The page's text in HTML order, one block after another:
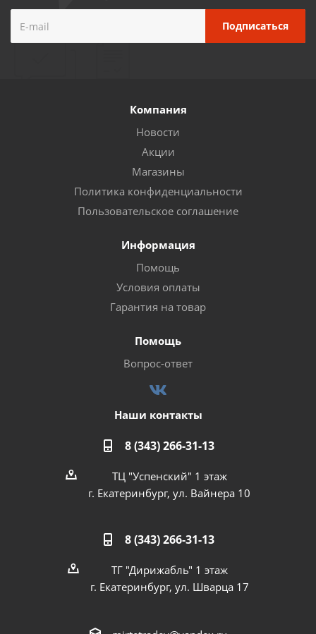
Компания
Новости
Акции
Магазины
Политика конфиденциальности
Пользовательское соглашение
Информация
Помощь
Условия оплаты
Гарантия на товар
Помощь
Вопрос-ответ
Наши контакты
8 (343) 266-31-13
ТЦ "Успенский" 1 этаж
г. Екатеринбург, ул. Вайнера 10
8 (343) 266-31-13
ТГ "Дирижабль" 1 этаж
г. Екатеринбург, ул. Шварца 17